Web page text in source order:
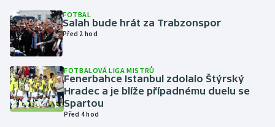
Házená
Jezdectví
Judo
Krasobruslení
FOTBAL
Salah bude hrát za Trabzonspor
Před 2 hod
FOTBALOVÁ LIGA MISTRŮ
Fenerbahce Istanbul zdolalo Štýrský
Hradec a je blíže případnému duelu se
Spartou
Před 4 hod